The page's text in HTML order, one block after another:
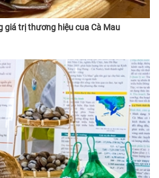
giá trị thương hiệu cua Cà Mau